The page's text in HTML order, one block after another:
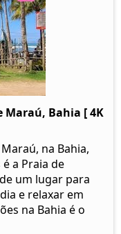
Maraú, Bahia [ 4K
na Bahia,
a Praia de
um lugar para
e relaxar em
na Bahia é o